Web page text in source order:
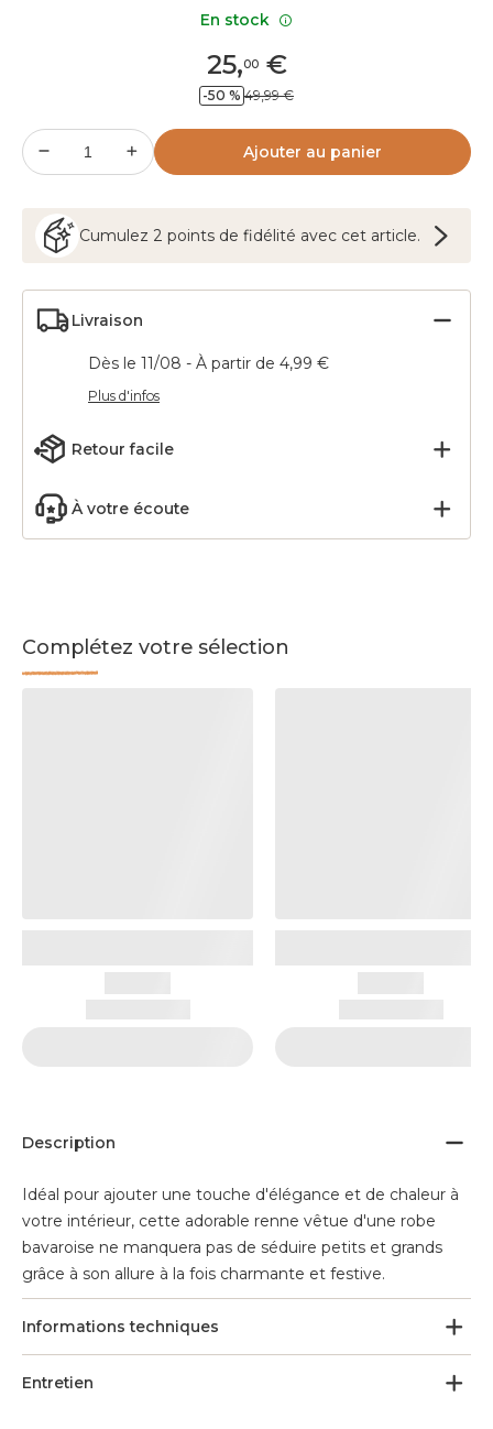
25,00€
-50 % 49,99 €
Ajouter au panier
Cumulez 2 points de fidélité avec cet article.
Livraison
Dès le 11/08 - À partir de 4,99 €
Plus d'infos
Retour facile
À votre écoute
Complétez votre sélection
Description
Idéal pour ajouter une touche d'élégance et de chaleur à
votre intérieur, cette adorable renne vêtue d'une robe
bavaroise ne manquera pas de séduire petits et grands
grâce à son allure à la fois charmante et festive.
Informations techniques
Entretien